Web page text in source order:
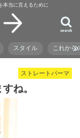
本当に言えるために
search
スタイル これから
ストレートパーマ
ね。